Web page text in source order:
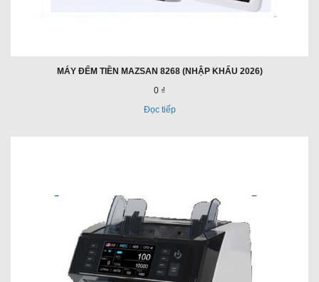
MÁY ĐẾM TIỀN MAZSAN 8268 (NHẬP KHẨU 2026)
0 ₫
Đọc tiếp